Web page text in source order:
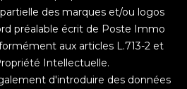
des marques et/ou logos
préalable écrit de Poste Immo
aux articles L.713-2 et
Intellectuelle.
d'introduire des données